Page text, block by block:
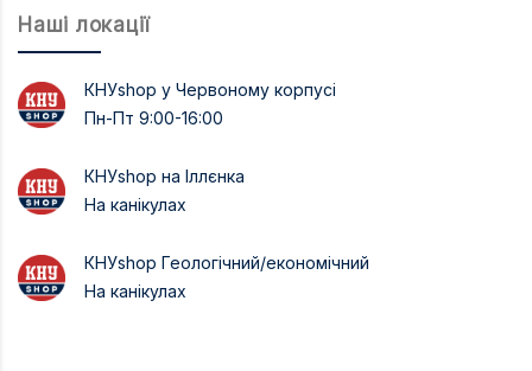
Наші локації
КНУshop у Червоному корпусі
Пн-Пт 9:00-16:00
КНУshop на Іллєнка
На канікулах
КНУshop Геологічний/економічний
На канікулах